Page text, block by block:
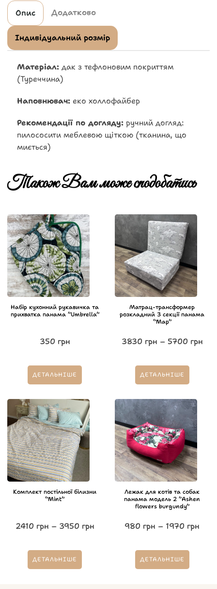
Опис Додатково
Індивідуальний розмір
Матеріал: дак з тефлоновим покриттям
(Туреччина)
Наповнювач: еко холлофайбер
Рекомендації по догляду: ручний догляд:
пилососити меблевою щіткою (тканина, що
миється)
Також Вам може сподобатись
Набір кухонний рукавичка та
прихватка панама “Umbrella”
350 грн
ДЕТАЛЬНІШЕ
Матрац-трансформер
розкладний 3 секції панама
“Map”
3830 грн – 5700 грн
ДЕТАЛЬНІШЕ
Комплект постільної білизни
“Mint”
2410 грн – 3950 грн
ДЕТАЛЬНІШЕ
Лежак для котів та собак
панама модель 2 “Ashen
flowers burgundy”
980 грн – 1970 грн
ДЕТАЛЬНІШЕ